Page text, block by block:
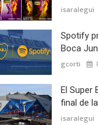
isaralegui
Spotify
Boca
gcorti
El Super
final de
isaralegui